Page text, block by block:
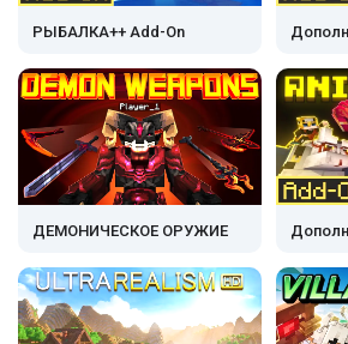
РЫБАЛКА++ Add-On
ДЕМОНИЧЕСКОЕ ОРУЖИЕ